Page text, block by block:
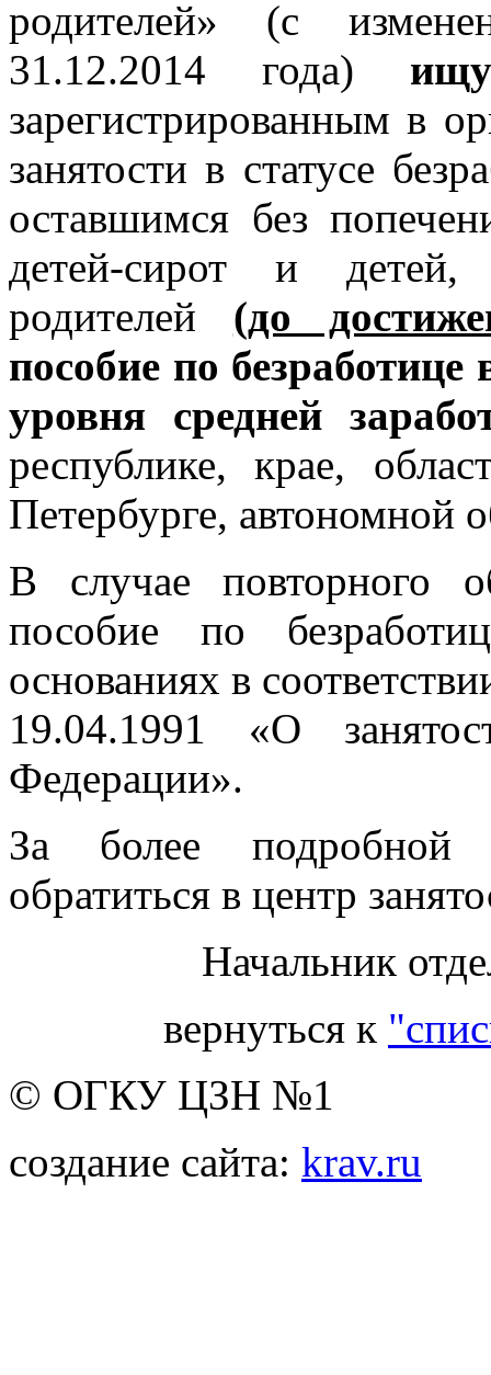
родителей» (с
31.12.2014 года)
зарегистрированным в
занятости в статусе
оставшимся без
детей-сирот и детей,
родителей (до
пособие по
уровня средней
республике, крае,
Петербурге, автономной
В случае повторного
пособие по
основаниях в
19.04.1991 «О
Федерации».
За более подробной
обратиться в центр
Начальник
вернуться к
© ОГКУ ЦЗН №1
создание сайта: krav.ru